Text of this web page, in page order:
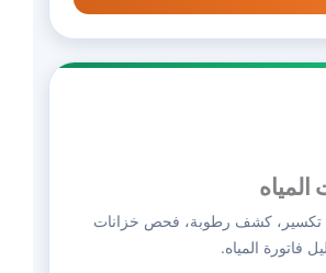
كشف رطوبة، فحص خزانات
فاتورة المياه.